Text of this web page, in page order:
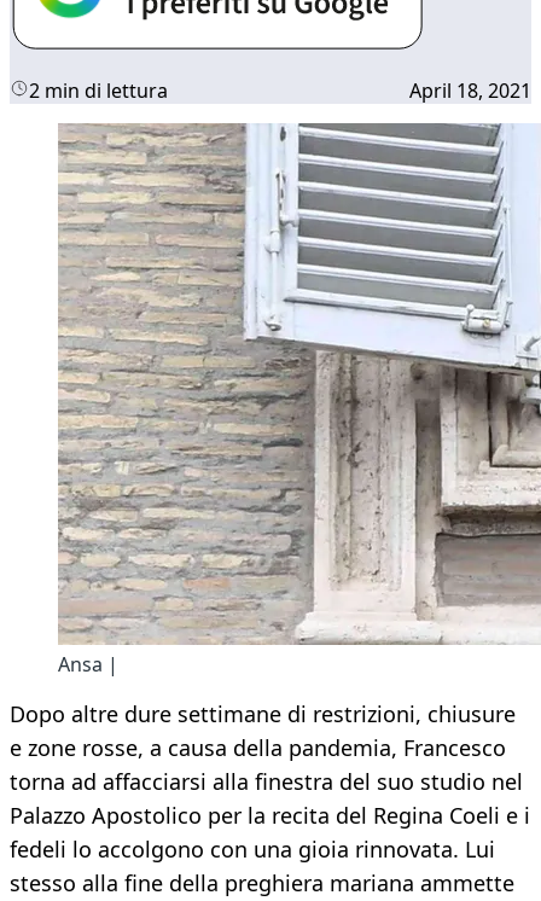
2 min di lettura April 18, 2021
Ansa |
Dopo altre dure settimane di restrizioni, chiusure
e zone rosse, a causa della pandemia, Francesco
torna ad affacciarsi alla finestra del suo studio nel
Palazzo Apostolico per la recita del Regina Coeli e i
fedeli lo accolgono con una gioia rinnovata. Lui
stesso alla fine della preghiera mariana ammette